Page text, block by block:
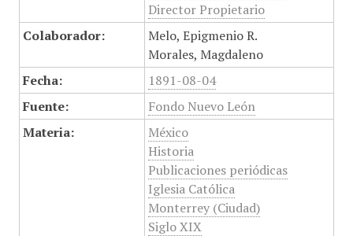
Director Propietario
Colaborador:
Melo, Epigmenio R.
Morales, Magdaleno
Fecha:
1891-08-04
Fuente:
Fondo Nuevo León
Materia:
México
Historia
Publicaciones periódicas
Iglesia Católica
Monterrey (Ciudad)
Siglo XIX